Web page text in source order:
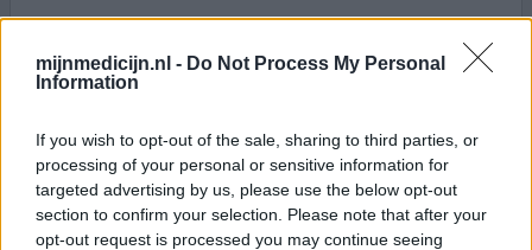
mijnmedicijn.nl - Do Not Process My Personal
Information
If you wish to opt-out of the sale, sharing to third parties, or
processing of your personal or sensitive information for
targeted advertising by us, please use the below opt-out
section to confirm your selection. Please note that after your
opt-out request is processed you may continue seeing
geef mening 0 reacties
Maxalt
04-09-2012 | Man | 30
rizatriptan
Migraine